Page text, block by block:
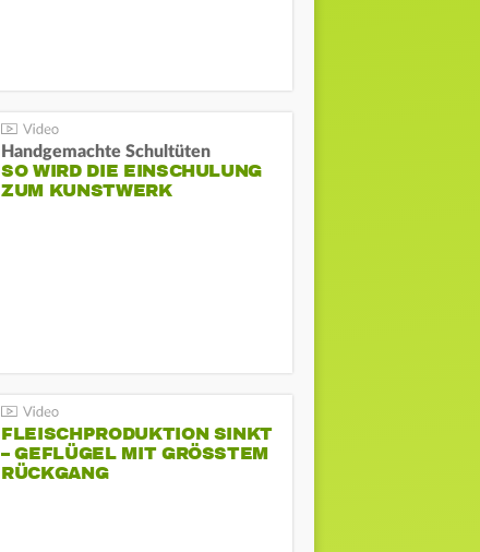
Handgemachte Schultüten
SO WIRD DIE EINSCHULUNG
ZUM KUNSTWERK
FLEISCHPRODUKTION SINKT
– GEFLÜGEL MIT GRÖSSTEM R
ÜCKGANG